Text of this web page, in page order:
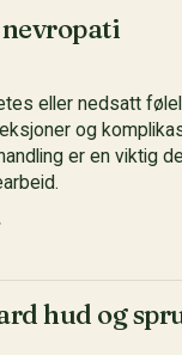
eller nedsatt
og
er en viktig
hud og